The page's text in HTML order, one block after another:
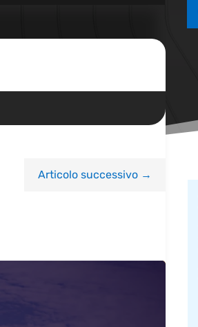
Articolo successivo→